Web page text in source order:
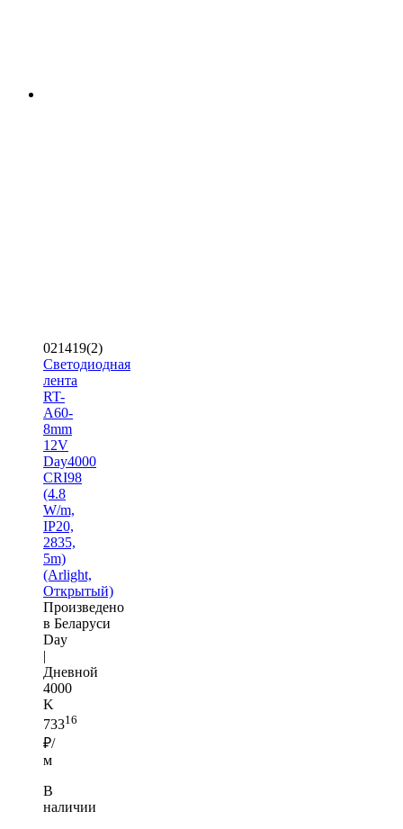
021419(2)
Светодиодная
лента
RT-
A60-
8mm
12V
Day4000
CRI98
(4.8
W/m,
IP20,
2835,
5m)
(Arlight,
Открытый)
Произведено
в Беларуси
Day
|
Дневной
4000
K
73316
₽/
м
В
наличии